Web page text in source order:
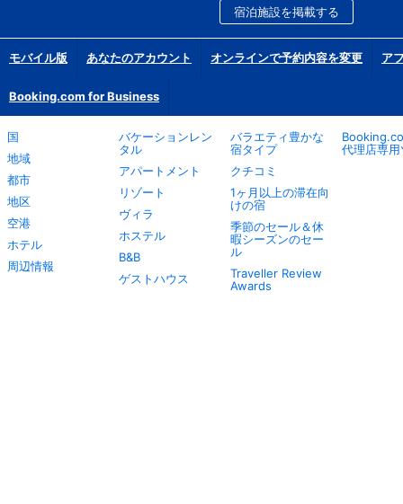
宿泊施設を掲載する
モバイル版 あなたのアカウント オンラインで予約内容を変更 ア
Booking.com for Business
国
地域
都市
地区
空港
ホテル
周辺情報
バケーションレン
タル
アパートメント
リゾート
ヴィラ
ホステル
B&B
ゲストハウス
バラエティ豊かな
宿タイプ
クチコミ
1ヶ月以上の滞在向
けの宿
季節のセール＆休
暇シーズンのセー
ル
Traveller Review
Awards
代理店専